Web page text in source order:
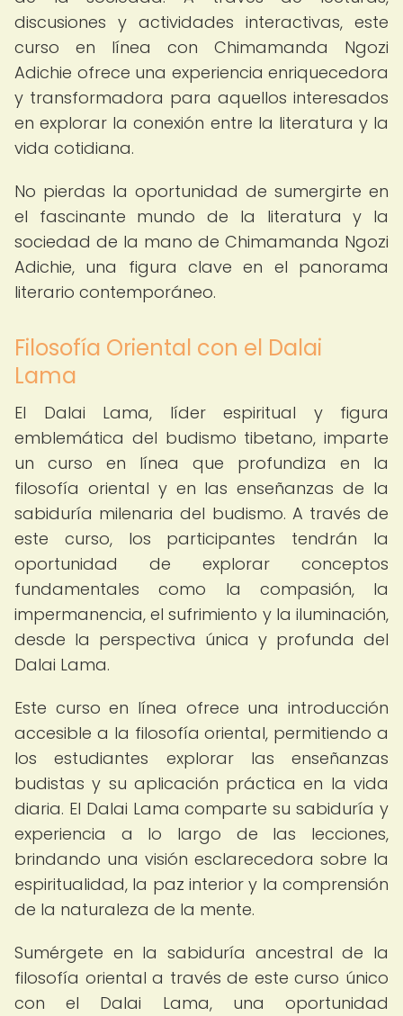
discusiones y actividades interactivas, este
curso en línea con Chimamanda Ngozi
Adichie ofrece una experiencia enriquecedora
y transformadora para aquellos interesados
en explorar la conexión entre la literatura y la
vida cotidiana.
No pierdas la oportunidad de sumergirte en
el fascinante mundo de la literatura y la
sociedad de la mano de Chimamanda Ngozi
Adichie, una figura clave en el panorama
literario contemporáneo.
Filosofía Oriental con el Dalai
Lama
El Dalai Lama, líder espiritual y figura
emblemática del budismo tibetano, imparte
un curso en línea que profundiza en la
filosofía oriental y en las enseñanzas de la
sabiduría milenaria del budismo. A través de
este curso, los participantes tendrán la
oportunidad de explorar conceptos
fundamentales como la compasión, la
impermanencia, el sufrimiento y la iluminación,
desde la perspectiva única y profunda del
Dalai Lama.
Este curso en línea ofrece una introducción
accesible a la filosofía oriental, permitiendo a
los estudiantes explorar las enseñanzas
budistas y su aplicación práctica en la vida
diaria. El Dalai Lama comparte su sabiduría y
experiencia a lo largo de las lecciones,
brindando una visión esclarecedora sobre la
espiritualidad, la paz interior y la comprensión
de la naturaleza de la mente.
Sumérgete en la sabiduría ancestral de la
filosofía oriental a través de este curso único
con el Dalai Lama, una oportunidad